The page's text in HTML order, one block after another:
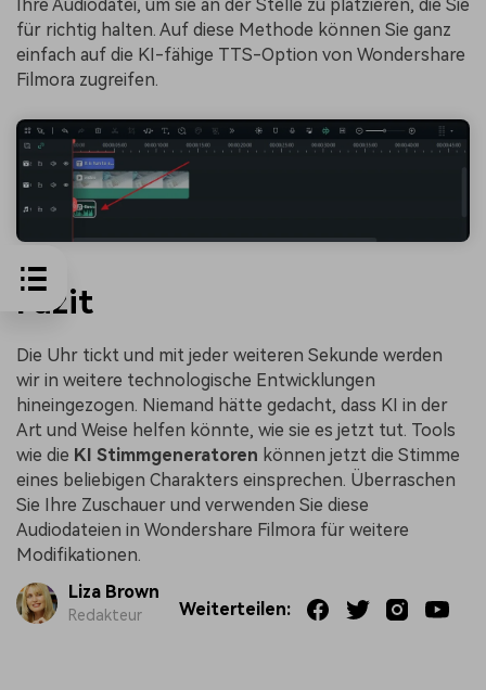
Ihre Audiodatei, um sie an der Stelle zu platzieren, die Sie
für richtig halten. Auf diese Methode können Sie ganz
einfach auf die KI-fähige TTS-Option von Wondershare
Filmora zugreifen.
Fazit
Die Uhr tickt und mit jeder weiteren Sekunde werden
wir in weitere technologische Entwicklungen
hineingezogen. Niemand hätte gedacht, dass KI in der
Art und Weise helfen könnte, wie sie es jetzt tut. Tools
wie die KI Stimmgeneratoren können jetzt die Stimme
eines beliebigen Charakters einsprechen. Überraschen
Sie Ihre Zuschauer und verwenden Sie diese
Audiodateien in Wondershare Filmora für weitere
Modifikationen.
Liza Brown
Redakteur Weiterteilen: